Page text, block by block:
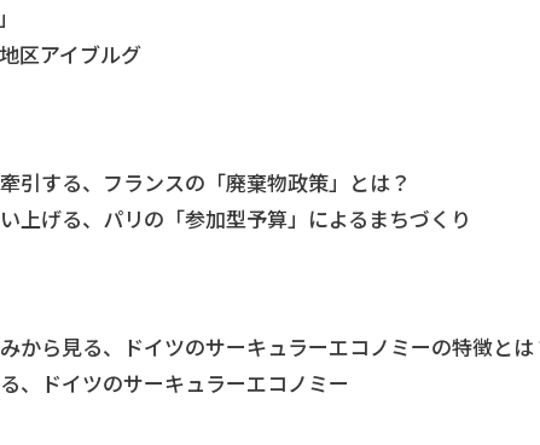
区アイブルグ
引する、フランスの「廃棄物政策」とは？
上げる、パリの「参加型予算」によるまちづくり
から見る、ドイツのサーキュラーエコノミーの特徴とは
、ドイツのサーキュラーエコノミー